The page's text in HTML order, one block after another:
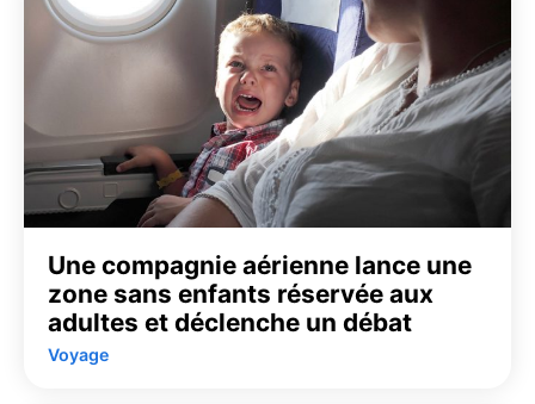
Une compagnie aérienne lance une
zone sans enfants réservée aux
adultes et déclenche un débat
Voyage